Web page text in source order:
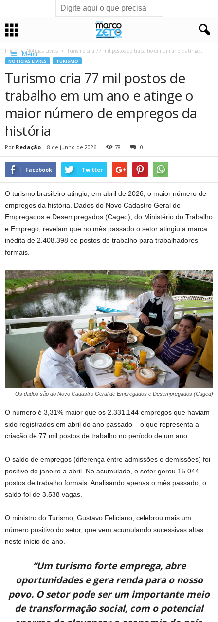
Menu
Início Notícias Livres Turismo cria 77 mil postos de trabalho em um ano e atinge...
NOTÍCIAS LIVRES TURISMO
Turismo cria 77 mil postos de
trabalho em um ano e atinge o
maior número de empregos da
história
Por Redação - 8 de junho de 2026 78 0
Facebook Twitter
O turismo brasileiro atingiu, em abril de 2026, o maior número de
empregos da história. Dados do Novo Cadastro Geral de
Empregados e Desempregados (Caged), do Ministério do Trabalho
e Emprego, revelam que no mês passado o setor atingiu a marca
inédita de 2.408.398 de postos de trabalho para trabalhadores
formais.
Os dados são do Novo Cadastro Geral de Empregados e Desempregados (Caged)
O número é 3,31% maior que os 2.331.144 empregos que haviam
sido registrados em abril do ano passado – o que representa a
criação de 77 mil postos de trabalho no período de um ano.
O saldo de empregos (diferença entre admissões e demissões) foi
positivo de janeiro a abril. No acumulado, o setor gerou 15.044
postos de trabalho formais. Analisando apenas o mês passado, o
saldo foi de 3.538 vagas.
O ministro do Turismo, Gustavo Feliciano, celebrou mais um
número positivo do setor, que vem acumulando sucessivas altas
neste início de ano.
“Um turismo forte emprega, abre
oportunidades e gera renda para o nosso
povo. O setor pode ser um importante meio
de transformação social, com o potencial